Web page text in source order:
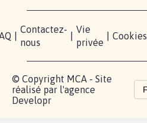
Contactez-
nous
Vie
privée
Cookies
© Copyright MCA - Site
réalisé par l'agence
Developr